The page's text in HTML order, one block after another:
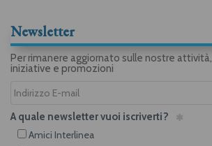
Newsletter
Per rimanere aggiornato sulle nostre attività,
iniziative e promozioni
A quale newsletter vuoi iscriverti?
Amici Interlinea